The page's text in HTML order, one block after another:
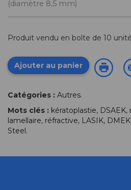
(diamètre 8,5 mm)
Produit vendu en boîte de 10
Ajouter au panier
Catégories : Autres.
Mots clés : kératoplastie, DSAEK,
lamellaire, réfractive, LASIK, DMEK
Steel.